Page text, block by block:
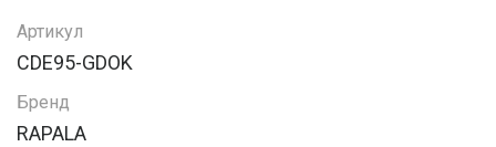
Артикул
CDE95-GDOK
Бренд
RAPALA